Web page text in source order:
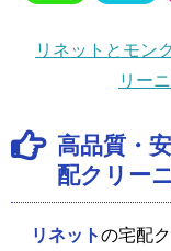
リネットとモン
リー
高品質・
配クリー
リネットの宅配